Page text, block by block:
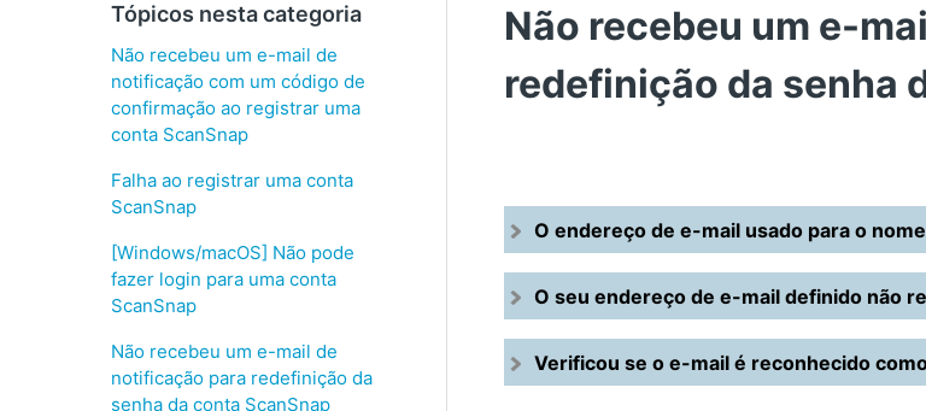
Tópicos nesta categoria
Não recebeu um e-mail de
notificação com um código de
confirmação ao registrar uma
conta ScanSnap
Falha ao registrar uma conta
ScanSnap
[Windows/macOS] Não pode
fazer login para uma conta
ScanSnap
Não recebeu um e-mail de
notificação para redefinição da
senha da conta ScanSnap
Não recebeu um e-
redefinição da senha
O endereço de e-mail usado para o
O seu endereço de e-mail definido não
Verificou se o e-mail é reconhecido